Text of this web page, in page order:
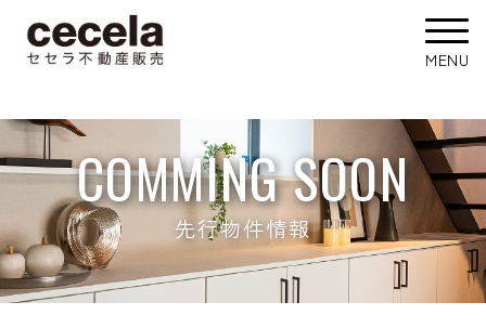
COMMING SOON
先行物件情報